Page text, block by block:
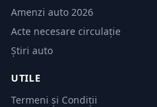
Amenzi auto 2026
Acte necesare circulație
Știri auto
UTILE
Termeni și Condiții